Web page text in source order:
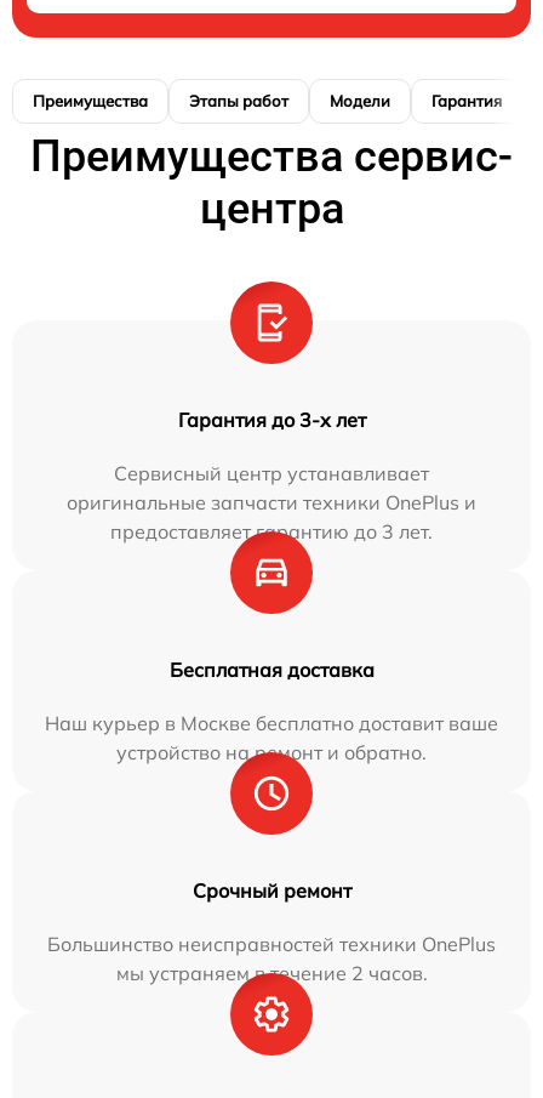
Преимущества Этапы работ Модели Гарантия
Преимущества сервис-
центра
Гарантия до 3-х лет
Сервисный центр устанавливает
оригинальные запчасти техники OnePlus и
предоставляет гарантию до 3 лет.
Бесплатная доставка
Наш курьер в Москве бесплатно доставит ваше
устройство на ремонт и обратно.
Срочный ремонт
Большинство неисправностей техники OnePlus
мы устраняем в течение 2 часов.